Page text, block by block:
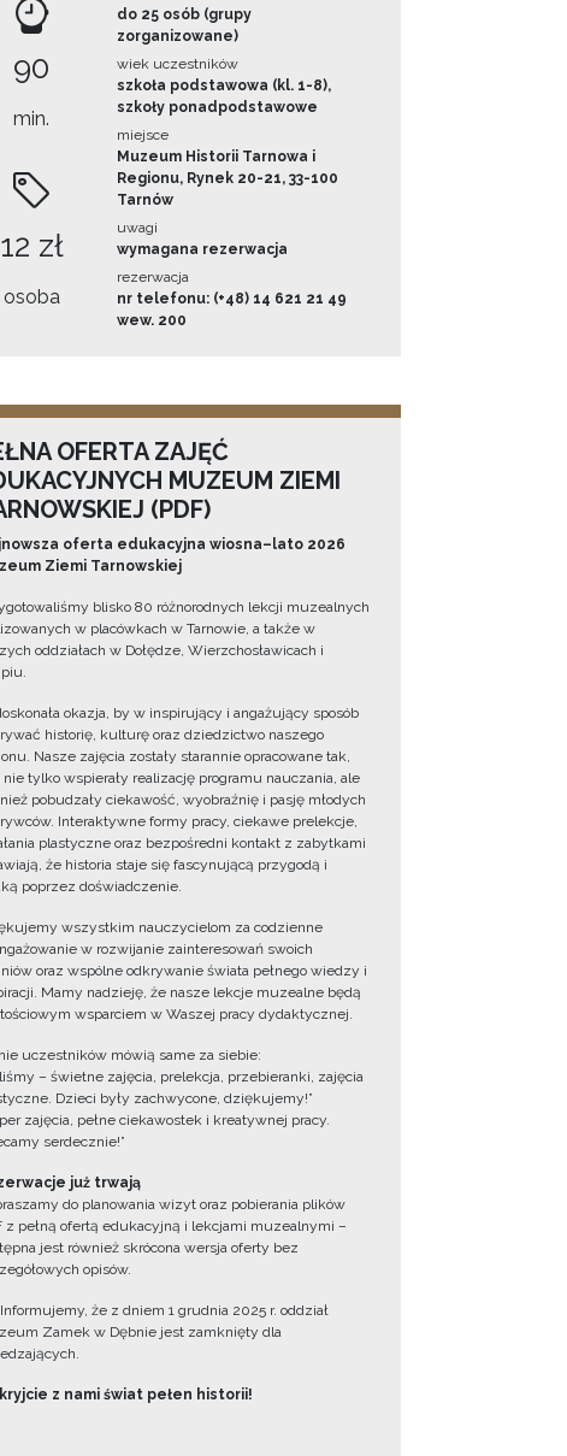
90
min.
12 zł
osoba
do 25 osób (grupy
zorganizowane)
wiek uczestników
szkoła podstawowa (kl. 1-8),
szkoły ponadpodstawowe
miejsce
Muzeum Historii Tarnowa i
Regionu, Rynek 20-21, 33-100
Tarnów
uwagi
wymagana rezerwacja
rezerwacja
nr telefonu: (+48) 14 621 21 49
wew. 200
OFERTA ZAJĘĆ
MUZEUM ZIEMI
(PDF)
oferta edukacyjna wiosna–lato 2026
Ziemi Tarnowskiej
blisko 80 różnorodnych lekcji muzealnych
w placówkach w Tarnowie, a także w
oddziałach w Dołędze, Wierzchosławicach i
okazja, by w inspirujący i angażujący sposób
historię, kulturę oraz dziedzictwo naszego
Nasze zajęcia zostały starannie opracowane tak,
nie tylko wspierały realizację programu nauczania, ale
pobudzały ciekawość, wyobraźnię i pasję młodych
Interaktywne formy pracy, ciekawe prelekcje,
plastyczne oraz bezpośredni kontakt z zabytkami
że historia staje się fascynującą przygodą i
poprzez doświadczenie.
wszystkim nauczycielom za codzienne
w rozwijanie zainteresowań swoich
oraz wspólne odkrywanie świata pełnego wiedzy i
Mamy nadzieję, że nasze lekcje muzealne będą
wsparciem w Waszej pracy dydaktycznej.
uczestników mówią same za siebie:
– świetne zajęcia, prelekcja, przebieranki, zajęcia
Dzieci były zachwycone, dziękujemy!”
zajęcia, pełne ciekawostek i kreatywnej pracy.
serdecznie!”
już trwają
do planowania wizyt oraz pobierania plików
z pełną ofertą edukacyjną i lekcjami muzealnymi –
jest również skrócona wersja oferty bez
opisów.
Informujemy, że z dniem 1 grudnia 2025 r. oddział
Zamek w Dębnie jest zamknięty dla
z nami świat pełen historii!